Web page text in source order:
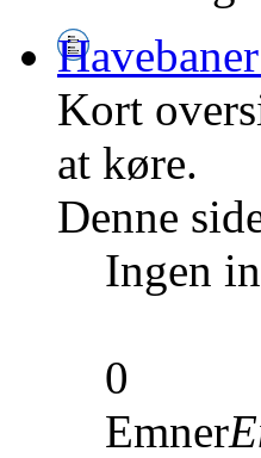
Kort
at køre.
Denne
Ingen
0
Emner